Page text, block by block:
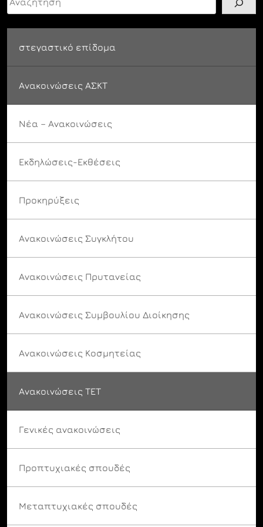
στεγαστικό επίδομα
Ανακοινώσεις ΑΣΚΤ
Νέα – Ανακοινώσεις
Εκδηλώσεις-Εκθέσεις
Προκηρύξεις
Ανακοινώσεις Συγκλήτου
Ανακοινώσεις Πρυτανείας
Ανακοινώσεις Συμβουλίου Διοίκησης
Ανακοινώσεις Κοσμητείας
Ανακοινώσεις ΤΕΤ
Γενικές ανακοινώσεις
Προπτυχιακές σπουδές
Μεταπτυχιακές σπουδές